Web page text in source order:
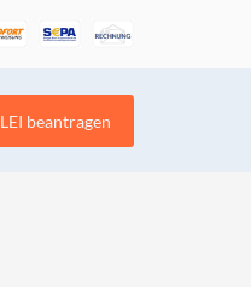
LEI beantragen